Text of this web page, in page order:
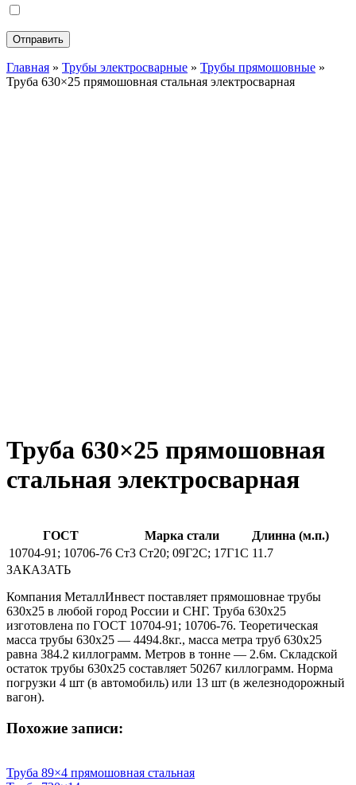
Главная » Трубы электросварные » Трубы прямошовные »
Труба 630×25 прямошовная стальная электросварная
Труба 630×25 прямошовная
стальная электросварная
ГОСТ Марка стали
Длинна (м.п.)
10704-91; 10706-76 Ст3 Ст20; 09Г2С; 17Г1С 11.7
ЗАКАЗАТЬ
Компания МеталлИнвест поставляет прямошовнае трубы
630х25 в любой город России и СНГ. Труба 630х25
изготовлена по ГОСТ 10704-91; 10706-76. Теоретическая
масса трубы 630х25 — 4494.8кг., масса метра труб 630х25
равна 384.2 киллограмм. Метров в тонне — 2.6м. Складской
остаток трубы 630х25 составляет 50267 киллограмм. Норма
погрузки 4 шт (в автомобиль) или 13 шт (в железнодорожный
вагон).
Похожие записи:
Труба 89×4 прямошовная стальная